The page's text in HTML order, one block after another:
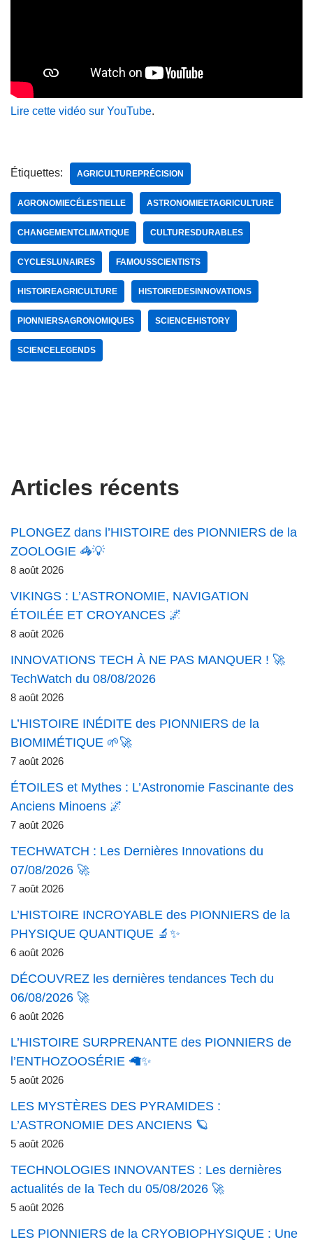
Lire cette vidéo sur YouTube.
Étiquettes: AGRICULTUREPRÉCISION
AGRONOMIECÉLESTIELLE ASTRONOMIEETAGRICULTURE
CHANGEMENTCLIMATIQUE CULTURESDURABLES
CYCLESLUNAIRES FAMOUSSCIENTISTS
HISTOIREAGRICULTURE HISTOIREDESINNOVATIONS
PIONNIERSAGRONOMIQUES SCIENCEHISTORY
SCIENCELEGENDS
Articles récents
PLONGEZ dans l’HISTOIRE des PIONNIERS de la
ZOOLOGIE 🦓💡
8 août 2026
VIKINGS : L’ASTRONOMIE, NAVIGATION
ÉTOILÉE ET CROYANCES 🌌
8 août 2026
INNOVATIONS TECH À NE PAS MANQUER ! 🚀
TechWatch du 08/08/2026
8 août 2026
L’HISTOIRE INÉDITE des PIONNIERS de la
BIOMIMÉTIQUE 🌱🚀
7 août 2026
ÉTOILES et Mythes : L’Astronomie Fascinante des
Anciens Minoens 🌌
7 août 2026
TECHWATCH : Les Dernières Innovations du
07/08/2026 🚀
7 août 2026
L’HISTOIRE INCROYABLE des PIONNIERS de la
PHYSIQUE QUANTIQUE 🔬✨
6 août 2026
DÉCOUVREZ les dernières tendances Tech du
06/08/2026 🚀
6 août 2026
L’HISTOIRE SURPRENANTE des PIONNIERS de
l’ENTHOZOOSÉRIE 🦙✨
5 août 2026
LES MYSTÈRES DES PYRAMIDES :
L’ASTRONOMIE DES ANCIENS 🪐
5 août 2026
TECHNOLOGIES INNOVANTES : Les dernières
actualités de la Tech du 05/08/2026 🚀
5 août 2026
LES PIONNIERS de la CRYOBIOPHYSIQUE : Une